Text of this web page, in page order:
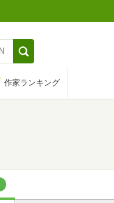
作家ランキング